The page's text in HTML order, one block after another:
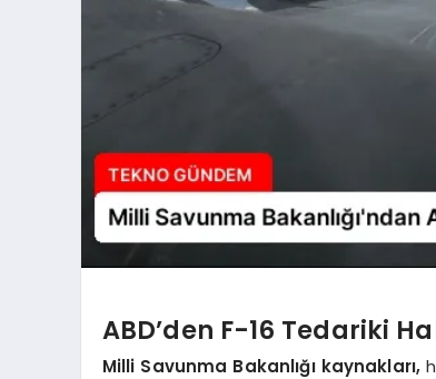
ABD’den F-16 Tedariki
Milli Savunma Bakanlığı kaynakları,